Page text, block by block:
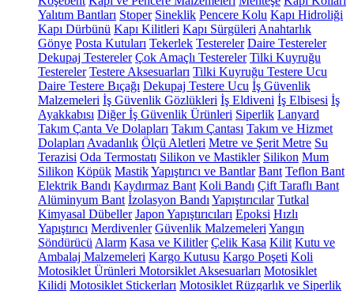
Yalıtım Bantları Stoper Sineklik Pencere Kolu Kapı Hidroliği
Kapı Dürbünü Kapı Kilitleri Kapı Sürgüleri Anahtarlık
Gönye Posta Kutuları Tekerlek Testereler Daire Testereler
Dekupaj Testereler Çok Amaçlı Testereler Tilki Kuyruğu
Testereler Testere Aksesuarları Tilki Kuyruğu Testere Ucu
Daire Testere Bıçağı Dekupaj Testere Ucu İş Güvenlik
Malzemeleri İş Güvenlik Gözlükleri İş Eldiveni İş Elbisesi İş
Ayakkabısı Diğer İş Güvenlik Ürünleri Siperlik Lanyard
Takım Çanta Ve Dolapları Takım Çantası Takım ve Hizmet
Dolapları Avadanlık Ölçü Aletleri Metre ve Şerit Metre Su
Terazisi Oda Termostatı Silikon ve Mastikler Silikon Mum
Silikon Köpük MastikYapıştırıcı ve Bantlar Bant Teflon Bant
Elektrik Bandı Kaydırmaz Bant Koli Bandı Çift Taraflı Bant
Alüminyum Bant İzolasyon Bandı Yapıştırıcılar Tutkal
Kimyasal Dübeller Japon Yapıştırıcıları Epoksi Hızlı
Yapıştırıcı Merdivenler Güvenlik Malzemeleri Yangın
Söndürücü Alarm Kasa ve Kilitler Çelik Kasa Kilit Kutu ve
Ambalaj Malzemeleri Kargo Kutusu Kargo Poşeti Koli
Motosiklet Ürünleri Motorsiklet Aksesuarları Motosiklet
Kilidi Motosiklet Stickerları Motosiklet Rüzgarlık ve Siperlik